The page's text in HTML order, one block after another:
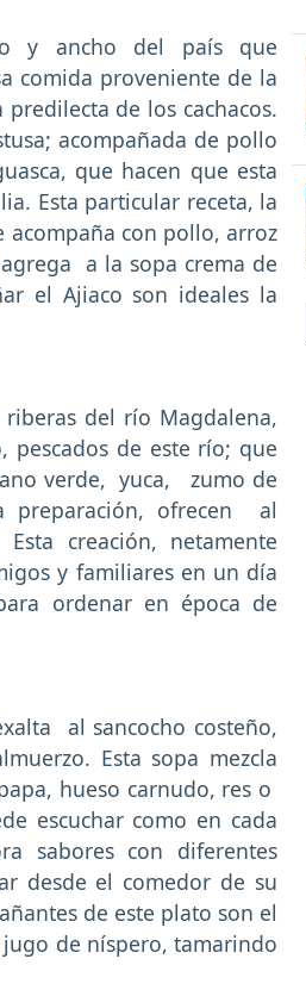
y ancho del país que
comida proveniente de la
de los cachacos.
acompañada de pollo
que hacen que esta
Esta particular receta, la
acompaña con pollo, arroz
a la sopa crema de
el Ajiaco son ideales la
del río Magdalena,
pescados de este río; que
verde, yuca, zumo de
preparación, ofrecen al
creación, netamente
y familiares en un día
ordenar en época de
al sancocho costeño,
Esta sopa mezcla
hueso carnudo, res o
escuchar como en cada
sabores con diferentes
desde el comedor de su
de este plato son el
de níspero, tamarindo